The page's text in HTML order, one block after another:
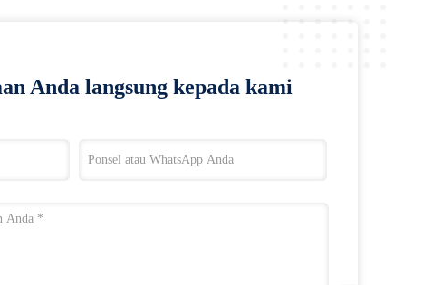
Anda langsung kepada kami